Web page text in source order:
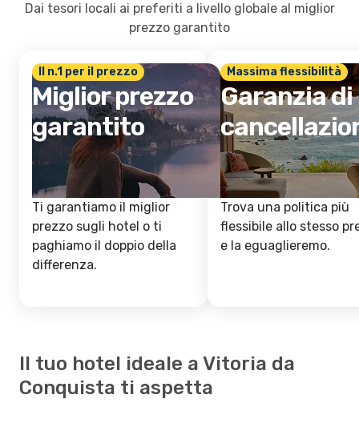
Dai tesori locali ai preferiti a livello globale al miglior
prezzo garantito
Il n.1 per il prezzo
Miglior prezzo
garantito
Ti garantiamo il miglior
prezzo sugli hotel o ti
paghiamo il doppio della
differenza.
Massima flessibilità
Garanzia di
Trova una politica più
flessibile allo stesso
e la eguaglieremo.
Il tuo hotel ideale a Vitoria da
Conquista ti aspetta